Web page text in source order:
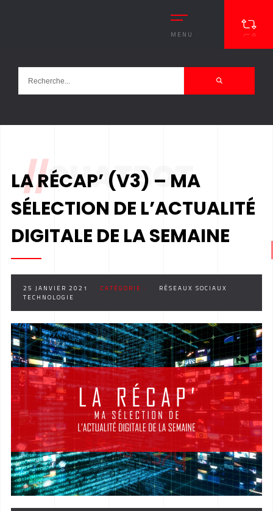
MENU
//CHATBOT
LA RÉCAP’ (V3) – MA
SÉLECTION DE L’ACTUALITÉ
DIGITALE DE LA SEMAINE
25 JANVIER 2021 CATÉGORIE :
RÉSEAUX SOCIAUX
TECHNOLOGIE